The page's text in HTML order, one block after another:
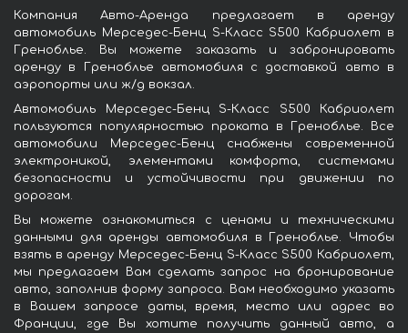
Компания Авто-Аренда предлагает в аренду
автомобиль Мерседес-Бенц S-Класс S500 Кабриолет в
Греноблье. Вы можете заказать и забронировать
аренду в Греноблье автомобиля с доставкой авто в
аэропорты или ж/д вокзал.
Автомобиль Мерседес-Бенц S-Класс S500 Кабриолет
пользуются популярностью проката в Греноблье. Все
автомобили Мерседес-Бенц снабжены современной
электроникой, элементами комфорта, системами
безопасности и устойчивости при движении по
дорогам.
Вы можете ознакомиться с ценами и техническими
данными для аренды автомобиля в Греноблье. Чтобы
взять в аренду Мерседес-Бенц S-Класс S500 Кабриолет,
мы предлагаем Вам сделать запрос на бронирование
авто, заполнив форму запроса. Вам необходимо указать
в Вашем запросе даты, время, место или адрес во
Франции, где Вы хотите получить данный авто, а